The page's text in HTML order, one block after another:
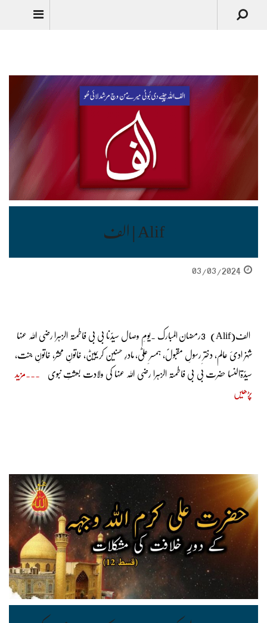
Alif | الف
03/03/2024
الف(Alif) 3رمضان المبارک ۔یومِ وصال سیدّنا بی بی فاطمتہ الزہرا رضی اللہ عنہا
شہزادیٔ عالم، دخترِ رسولِ مقبولؐ، ہمسرِ علیؓ، مادرِ حسنین کریمینؓ، خاتونِ محشر، خاتونِ جنت،
سیدّۃالنسا حضرت بی بی فاطمتہ الزہرا رضی اللہ عنہا کی ولادت بعثتِ نبوی مزید
پڑھیں